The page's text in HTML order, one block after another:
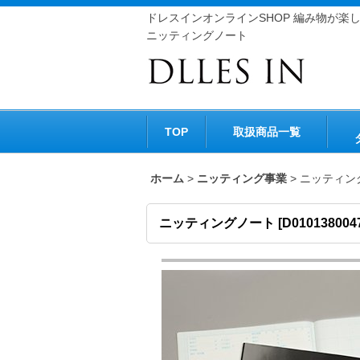
ドレスインオンラインSHOP 編み物が楽
ニッティングノート
TOP 取扱商品一覧
ホーム > ニッティング事業 > ニッティン
ニッティングノート [